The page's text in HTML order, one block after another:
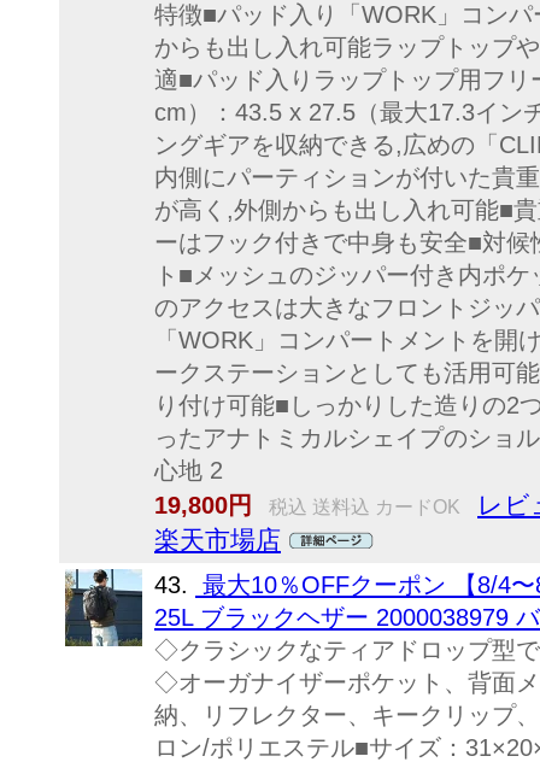
特徴■パッド入り「WORK」コン
からも出し入れ可能ラップトップ
適■パッド入りラップトップ用フ
cm）：43.5 x 27.5（最大17.3イン
ングギアを収納できる,広めの「
内側にパーティションが付いた貴
が高く,外側からも出し入れ可能■
ーはフック付きで中身も安全■対
ト■メッシュのジッパー付き内ポ
のアクセスは大きなフロントジッ
「WORK」コンパートメントを開
ークステーションとしても活用可
り付け可能■しっかりした造りの2
ったアナトミカルシェイプのショ
心地 2
19,800円
税込 送料込 カードOK
レビ
楽天市場店
43.
最大10％OFFクーポン 【8/4
25L ブラックヘザー 2000038979
◇クラシックなティアドロップ型
◇オーガナイザーポケット、背面
納、リフレクター、キークリップ
ロン/ポリエステル■サイズ：